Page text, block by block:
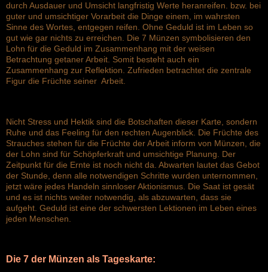
durch Ausdauer und Umsicht langfristig Werte heranreifen. bzw. bei
guter und umsichtiger Vorarbeit die Dinge einem, im wahrsten
Sinne des Wortes, entgegen reifen. Ohne Geduld ist im Leben so
gut wie gar nichts zu erreichen. Die 7 Münzen symbolisieren den
Lohn für die Geduld im Zusammenhang mit der weisen
Betrachtung getaner Arbeit. Somit besteht auch ein
Zusammenhang zur Reflektion. Zufrieden betrachtet die zentrale
Figur die Früchte seiner Arbeit.
Nicht Stress und Hektik sind die Botschaften dieser Karte, sondern
Ruhe und das Feeling für den rechten Augenblick. Die Früchte des
Strauches stehen für die Früchte der Arbeit inform von Münzen, die
der Lohn sind für Schöpferkraft und umsichtige Planung. Der
Zeitpunkt für die Ernte ist noch nicht da. Abwarten lautet das Gebot
der Stunde, denn alle notwendigen Schritte wurden unternommen,
jetzt wäre jedes Handeln sinnloser Aktionismus. Die Saat ist gesät
und es ist nichts weiter notwendig, als abzuwarten, dass sie
aufgeht. Geduld ist eine der schwersten Lektionen im Leben eines
jeden Menschen.
Die 7 der Münzen als Tageskarte: